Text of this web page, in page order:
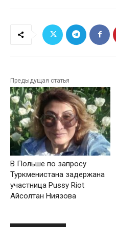
Предыдущая статья
В Польше по запросу
Туркменистана задержана
участница Pussy Riot
Айсолтан Ниязова